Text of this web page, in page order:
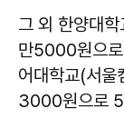
그 외 한양대
만5000원으
어대학교(서
3000원으로